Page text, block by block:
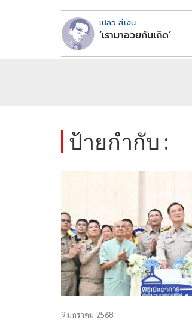
เปลว สีเงิน
‘เรามาอวยกันเถิด’
ป้ายกำกับ :
9 มกราคม 2568